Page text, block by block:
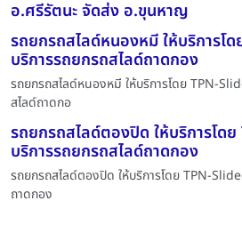
อ.ศรีรัตนะ จัดส่ง อ.ขุนหาญ
รถยกรถสไลด์หนองหมี ให้บริการโ
บริการรถยกรถสไลด์ถาดกอง
รถยกรถสไลด์หนองหมี ให้บริการโดย TPN-
สไลด์ถาดกอ
รถยกรถสไลด์ตองปิด ให้บริการโด
บริการรถยกรถสไลด์ถาดกอง
รถยกรถสไลด์ตองปิด ให้บริการโดย TPN-
ถาดกอง